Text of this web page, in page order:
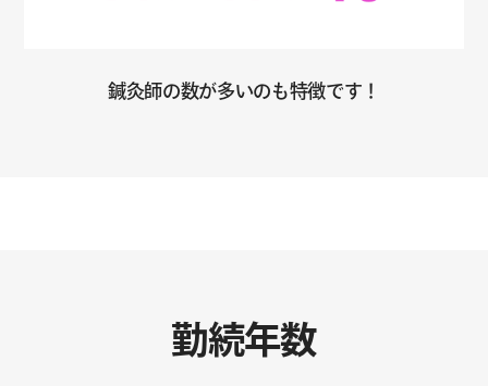
鍼灸師の数が多いのも特徴です！
勤続年数